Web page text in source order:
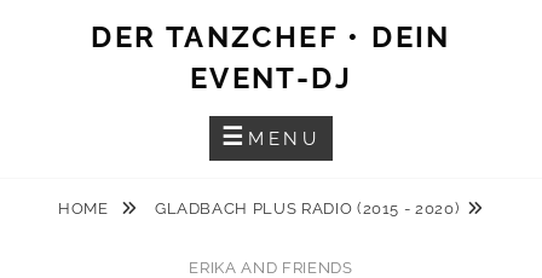
DER TANZCHEF • DEIN
EVENT-DJ
MENU
HOME GLADBACH PLUS RADIO (2015 - 2020)
ERIKA AND FRIENDS